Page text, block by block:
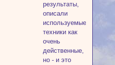
результаты,
описали
используемые
техники как
очень
действенные,
но - и это